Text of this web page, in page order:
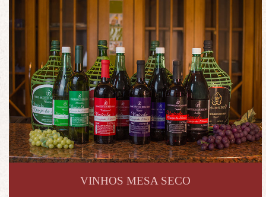
VINHOS MESA SECO